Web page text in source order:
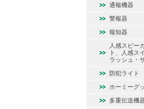
通報機器
警報器
報知器
人感スピー
ト、人感ス
ラッシュ・
防犯ライト
ホーミーグ
多重伝送機